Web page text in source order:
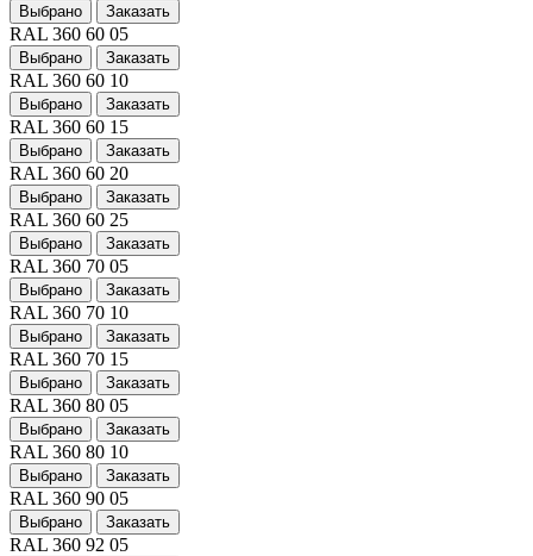
Выбрано Заказать
RAL 360 60 05
Выбрано Заказать
RAL 360 60 10
Выбрано Заказать
RAL 360 60 15
Выбрано Заказать
RAL 360 60 20
Выбрано Заказать
RAL 360 60 25
Выбрано Заказать
RAL 360 70 05
Выбрано Заказать
RAL 360 70 10
Выбрано Заказать
RAL 360 70 15
Выбрано Заказать
RAL 360 80 05
Выбрано Заказать
RAL 360 80 10
Выбрано Заказать
RAL 360 90 05
Выбрано Заказать
RAL 360 92 05